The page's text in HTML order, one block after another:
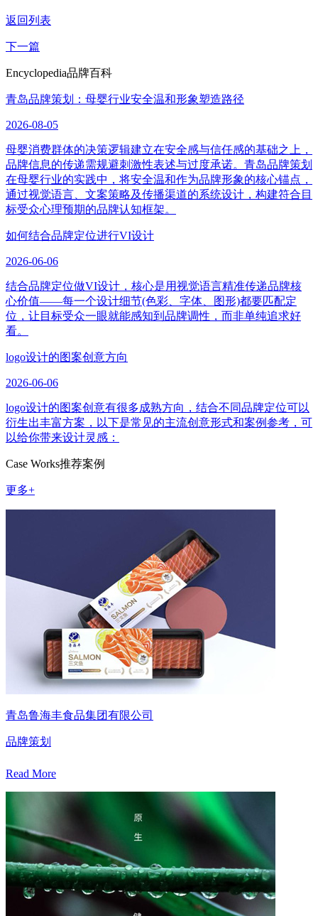
返回列表
下一篇
Encyclopedia品牌百科
青岛品牌策划：母婴行业安全温和形象塑造路径
2026-08-05
母婴消费群体的决策逻辑建立在安全感与信任感的基础之上，
品牌信息的传递需规避刺激性表述与过度承诺。青岛品牌策划
在母婴行业的实践中，将安全温和作为品牌形象的核心锚点，
通过视觉语言、文案策略及传播渠道的系统设计，构建符合目
标受众心理预期的品牌认知框架。
如何结合品牌定位进行VI设计
2026-06-06
结合品牌定位做VI设计，核心是用视觉语言精准传递品牌核
心价值——每一个设计细节(色彩、字体、图形)都要匹配定
位，让目标受众一眼就能感知到品牌调性，而非单纯追求好
看。
logo设计的图案创意方向
2026-06-06
logo设计的图案创意有很多成熟方向，结合不同品牌定位可以
衍生出丰富方案，以下是常见的主流创意形式和案例参考，可
以给你带来设计灵感：
Case Works推荐案例
更多+
青岛鲁海丰食品集团有限公司
品牌策划
Read More